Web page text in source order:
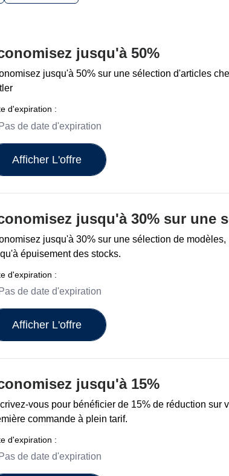
jusqu'à 50%
jusqu'à 50% sur une sélection d'articles
d'expiration :
Pas de date d'expiration
Afficher L'offre
jusqu'à 30% sur une
jusqu'à 30% sur une sélection de modèles,
épuisement des stocks.
d'expiration :
Pas de date d'expiration
Afficher L'offre
jusqu'à 15%
vous pour bénéficier de 15% de réduction sur
commande à plein tarif.
d'expiration :
Pas de date d'expiration